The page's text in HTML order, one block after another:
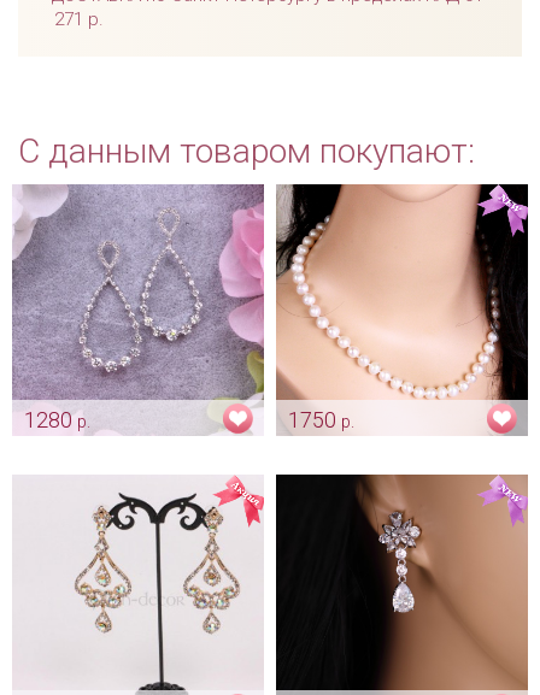
271 р.
С данным товаром покупают:
1280р.
1750 р.